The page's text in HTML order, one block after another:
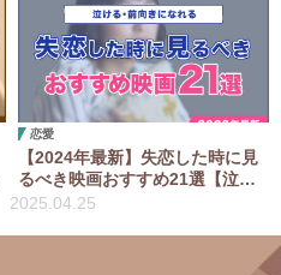
恋愛
【2024年最新】失恋した時に見
るべき映画おすすめ21選【泣け
る・前向きになれる】
2025.04.25